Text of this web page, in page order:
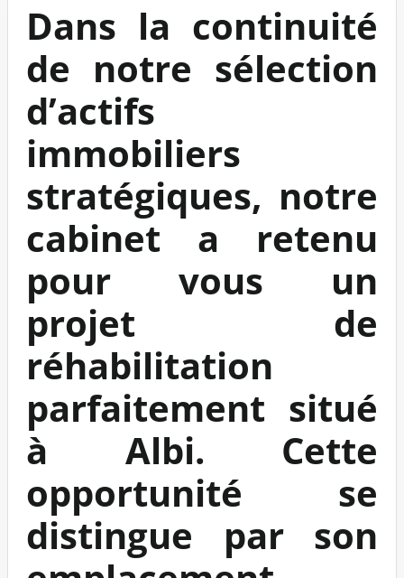
Dans la continuité
de notre sélection
d’actifs
immobiliers
stratégiques, notre
cabinet a retenu
pour vous un
projet de
réhabilitation
parfaitement situé
à Albi. Cette
opportunité se
distingue par son